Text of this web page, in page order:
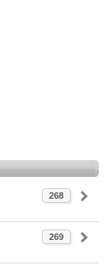
268
269